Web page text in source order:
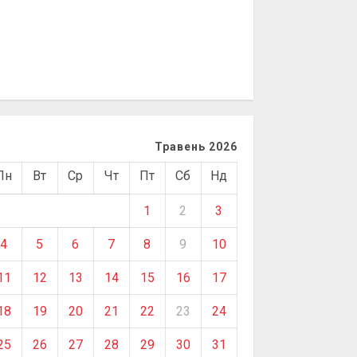
Травень 2026
Вт Ср Чт Пт Сб Нд
1 2 3
4 5 6 7 8 9 10
12 13 14 15 16 17
19 20 21 22 23 24
26 27 28 29 30 31